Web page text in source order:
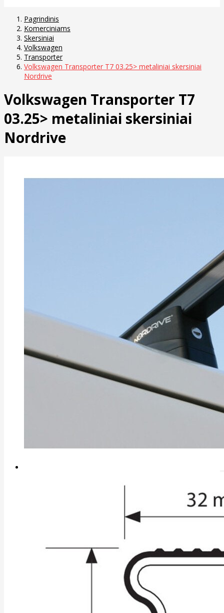
Pagrindinis
Komerciniams
Skersiniai
Volkswagen
Transporter
Volkswagen Transporter T7 03.25> metaliniai skersiniai
Nordrive
Volkswagen Transporter T7
03.25> metaliniai skersiniai
Nordrive